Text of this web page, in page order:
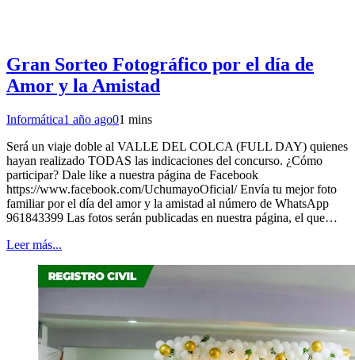
Gran Sorteo Fotográfico por el día de
Amor y la Amistad
Informática1 año ago01 mins
Será un viaje doble al VALLE DEL COLCA (FULL DAY) quienes
hayan realizado TODAS las indicaciones del concurso. ¿Cómo
participar? Dale like a nuestra página de Facebook
https://www.facebook.com/UchumayoOficial/ Envía tu mejor foto
familiar por el día del amor y la amistad al número de WhatsApp
961843399 Las fotos serán publicadas en nuestra página, el que…
Leer más...